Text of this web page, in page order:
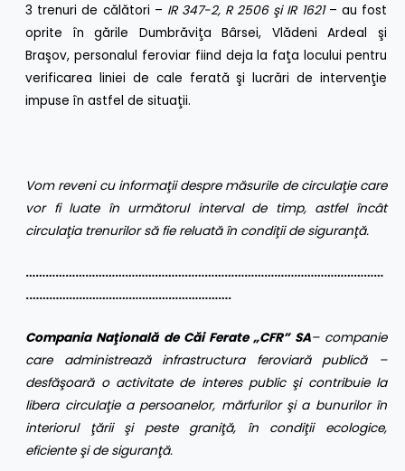
3 trenuri de călători – IR 347-2, R 2506 şi IR 1621– au fost
oprite în gările Dumbrăviţa Bârsei, Vlădeni Ardeal şi
Braşov, personalul feroviar fiind deja la faţa locului pentru
verificarea liniei de cale ferată şi lucrări de intervenţie
impuse în astfel de situaţii.
Vom reveni cu informaţii despre măsurile de circulaţie care
vor fi luate în următorul interval de timp, astfel încât
circulaţia trenurilor să fie reluată în condiţii de siguranţă.
………………………………………………………………………………………………
.…………………………………………………….
Compania Naţională de Căi Ferate „CFR” SA– companie
care administrează infrastructura feroviară publică –
desfăşoară o activitate de interes public şi contribuie la
libera circulaţie a persoanelor, mărfurilor şi a bunurilor în
interiorul ţării şi peste graniţă, în condiţii ecologice,
eficiente şi de siguranţă.